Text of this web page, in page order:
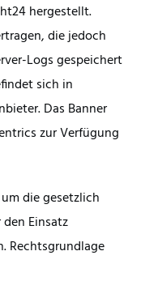
hergestellt.
die jedoch
Logs gespeichert
sich in
Das Banner
zur Verfügung
die gesetzlich
Einsatz
Rechtsgrundlage